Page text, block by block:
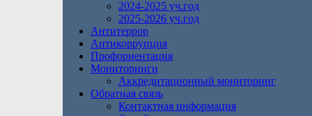
2024-2025 уч.год
2025-2026 уч.год
Антитеррор
Антикоррупция
Профориентация
Мониторинги
Аккредитационный мониторинг
Обратная связь
Контактная информация